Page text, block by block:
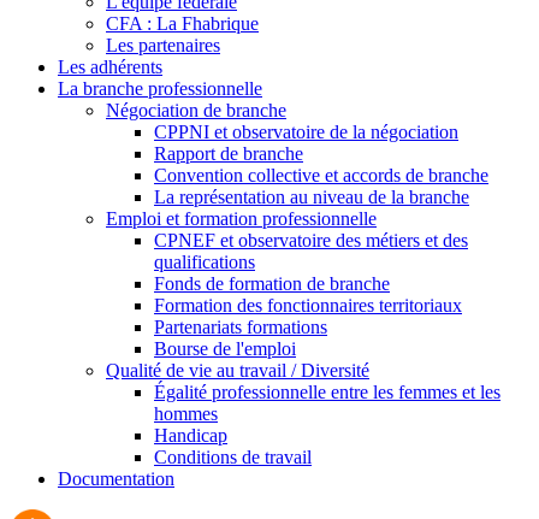
CFA : La Fhabrique
Les partenaires
Les adhérents
La branche professionnelle
Négociation de branche
CPPNI et observatoire de la négociation
Rapport de branche
Convention collective et accords de branche
La représentation au niveau de la branche
Emploi et formation professionnelle
CPNEF et observatoire des métiers et des
qualifications
Fonds de formation de branche
Formation des fonctionnaires territoriaux
Partenariats formations
Bourse de l'emploi
Qualité de vie au travail / Diversité
Égalité professionnelle entre les femmes et les
hommes
Handicap
Conditions de travail
Documentation